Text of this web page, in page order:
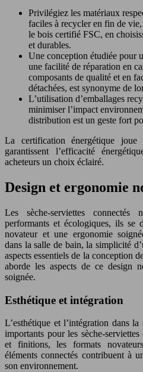
Privilégiez les matériaux
faciles à recycler en fin de
le bois certifié FSC, en
et durables.
Une conception étudiée pour
une facilité de réparation en
composants de qualité et en
détachées, est synonyme de
L’utilisation d’emballages
minimiser l’impact
distribution est un geste fort
La certification énergétique
garantissent l’efficacité
acheteurs un choix éclairé.
Design et ergonomie
Les sèche-serviettes
performants et écologiques, ils se
novateur et une ergonomie
dans la salle de bain, la simplicité
aspects essentiels de la conception
aborde les aspects de ce design
soignée.
Esthétique et intégration
L’esthétique et l’intégration dans
importants pour les sèche-
et finitions, les formats
éléments connectés contribuent à
son environnement.